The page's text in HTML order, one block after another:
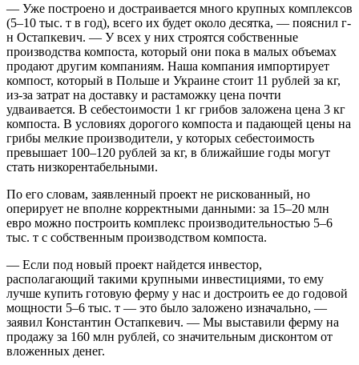
— Уже построено и достраивается много крупных комплексов
(5–10 тыс. т в год), всего их будет около десятка, — пояснил г-
н Остапкевич. — У всех у них строятся собственные
производства компоста, который они пока в малых объемах
продают другим компаниям. Наша компания импортирует
компост, который в Польше и Украине стоит 11 рублей за кг,
из-за затрат на доставку и растаможку цена почти
удваивается. В себестоимости 1 кг грибов заложена цена 3 кг
компоста. В условиях дорогого компоста и падающей цены на
грибы мелкие производители, у которых себестоимость
превышает 100–120 рублей за кг, в ближайшие годы могут
стать низкорентабельными.
По его словам, заявленный проект не рискованный, но
оперирует не вполне корректными данными: за 15–20 млн
евро можно построить комплекс производительностью 5–6
тыс. т с собственным производством компоста.
— Если под новый проект найдется инвестор,
располагающий такими крупными инвестициями, то ему
лучше купить готовую ферму у нас и достроить ее до годовой
мощности 5–6 тыс. т — это было заложено изначально, —
заявил Константин Остапкевич. — Мы выставили ферму на
продажу за 160 млн рублей, со значительным дисконтом от
вложенных денег.